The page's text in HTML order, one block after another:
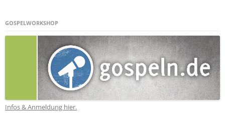
GOSPELWORKSHOP
Infos & Anmeldung hier.